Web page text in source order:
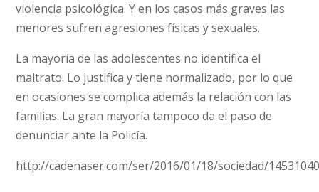
violencia psicológica. Y en los casos más graves las
menores sufren agresiones físicas y sexuales.
La mayoría de las adolescentes no identifica el
maltrato. Lo justifica y tiene normalizado, por lo que
en ocasiones se complica además la relación con las
familias. La gran mayoría tampoco da el paso de
denunciar ante la Policía.
http://cadenaser.com/ser/2016/01/18/sociedad/